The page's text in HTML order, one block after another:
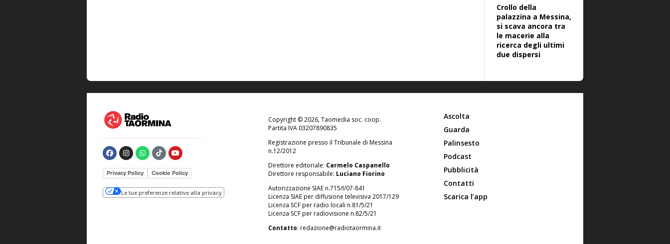
Crollo della
palazzina a Messina,
si scava ancora tra
le macerie alla
ricerca degli ultimi
due dispersi
Privacy Policy Cookie Policy
Le tue preferenze relative alla privacy
Copyright © 2026, Taomedia soc. coop.
Partita IVA 03207890835
Registrazione presso il Tribunale di Messina
n.12/2012
Direttore editoriale: Carmelo Caspanello
Direttore responsabile: Luciano Fiorino
Autorizzazione SIAE n.715/I/07-841
Licenza SIAE per diffusione televisiva 2017/129
Licenza SCF per radio locali n.81/5/21
Licenza SCF per radiovisione n.82/5/21
Contatto: redazione@radiotaormina.it
Ascolta
Guarda
Palinsesto
Podcast
Pubblicità
Contatti
Scarica l’app